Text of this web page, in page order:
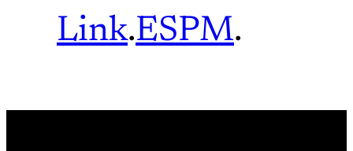
Link.ESPM.